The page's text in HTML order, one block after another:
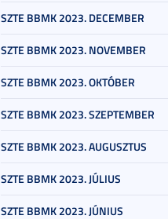
SZTE BBMK 2023. DECEMBER
SZTE BBMK 2023. NOVEMBER
SZTE BBMK 2023. OKTÓBER
SZTE BBMK 2023. SZEPTEMBER
SZTE BBMK 2023. AUGUSZTUS
SZTE BBMK 2023. JÚLIUS
SZTE BBMK 2023. JÚNIUS